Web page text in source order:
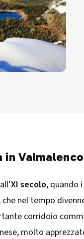
Valmalenco
XI secolo, quando i
nel tempo
corridoio
molto